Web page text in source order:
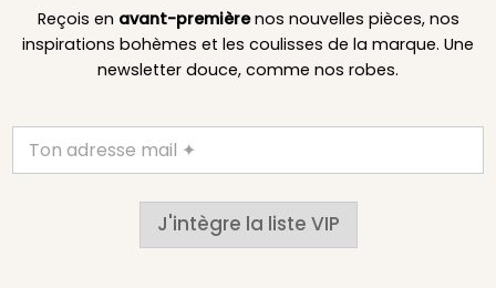
Reçois en avant-premièrenos nouvelles pièces, nos
inspirations bohèmes et les coulisses de la marque. Une
newsletter douce, comme nos robes.
J'intègre la liste VIP